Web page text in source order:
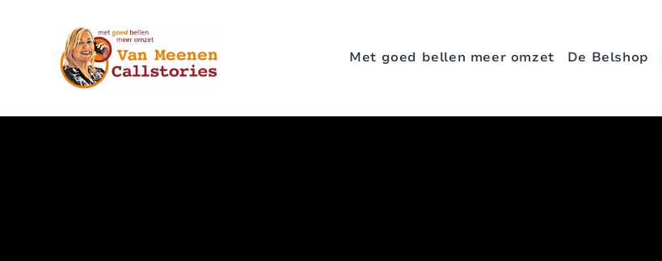
Met goed bellen meer omzet De Belshop